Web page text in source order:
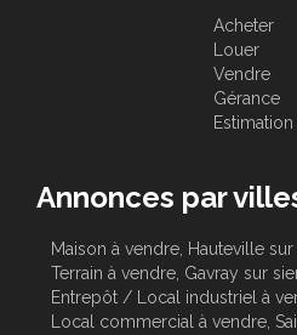
Acheter
Louer
Vendre
Gérance
Estimation
Annonces par
Maison à vendre, Hauteville
Terrain à vendre, Gavray sur
Entrepôt / Local industriel à
Local commercial à vendre,